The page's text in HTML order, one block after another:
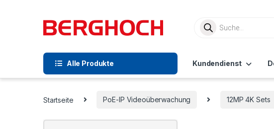
Alle Produkte Kundendienst
Startseite PoE-IP Videoüberwachung 12MP 4K Sets